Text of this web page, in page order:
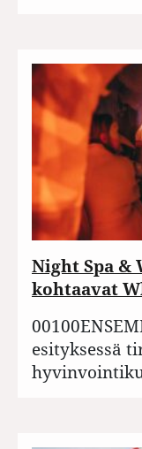
Night Spa &
kohtaavat
esityksessä